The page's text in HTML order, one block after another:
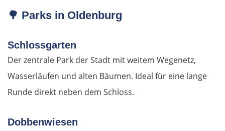
🌳 Parks in Oldenburg
Schlossgarten
Der zentrale Park der Stadt mit weitem Wegenetz,
Wasserläufen und alten Bäumen. Ideal für eine lange
Runde direkt neben dem Schloss.
Dobbenwiesen
Craiova
Petroșani
Diemrich